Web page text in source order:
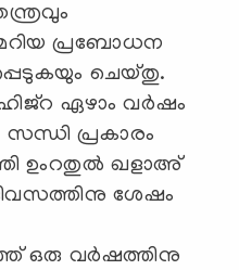
പ്രബോധന
ചെയ്തു.
ഏഴാം വര്‍ഷം
പ്രകാരം
ഉംറതുല്‍ ഖളാഅ്
ശേഷം
ഒരു വര്‍ഷത്തിനു